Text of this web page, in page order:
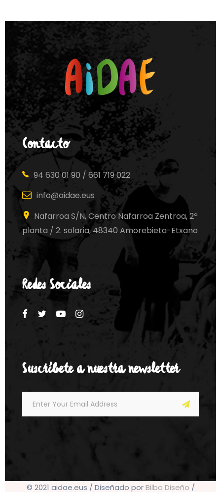
Contacto
94 630 01 90 / 661 719 022
info@aidae.eus
Nafarroa S/N, Centro Nafarroa Zentroa, 2ª
planta / 2. solaria, 48340 Amorebieta-Etxano
Redes Sociales
Suscríbete a nuestra newsletter
© 2021 aidae.eus / Diseñado porBilbo Diseño /